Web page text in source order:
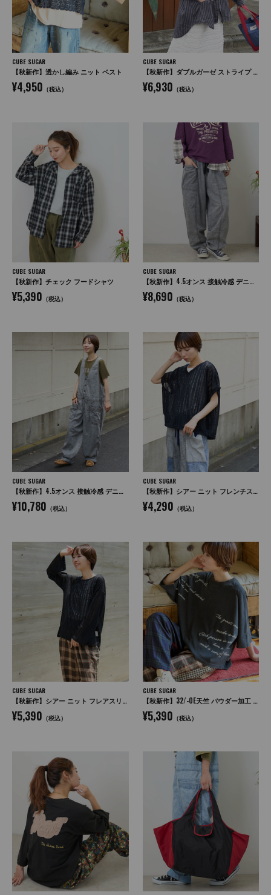
CUBE SUGAR
【秋新作】透かし編み ニット ベスト
¥4,950 （税込）
CUBE SUGAR
【秋新作】ダブルガーゼ ストライプ ビッグシャツ
¥6,930 （税込）
CUBE SUGAR
【秋新作】チェック フードシャツ
¥5,390 （税込）
CUBE SUGAR
【秋新作】4.5オンス 接触冷感 デニム コクーンパンツ
¥8,690 （税込）
CUBE SUGAR
【秋新作】4.5オンス 接触冷感 デニム サロペットパンツ
¥10,780 （税込）
CUBE SUGAR
【秋新作】シアー ニット フレンチスリーブ プルオーバー
¥4,290 （税込）
CUBE SUGAR
【秋新作】シアー ニット フレアスリーブ プルオーバー
¥5,390 （税込）
CUBE SUGAR
【秋新作】32/-OE天竺 パウダー加工 5分袖 ドルマン Tシャツ
¥5,390 （税込）